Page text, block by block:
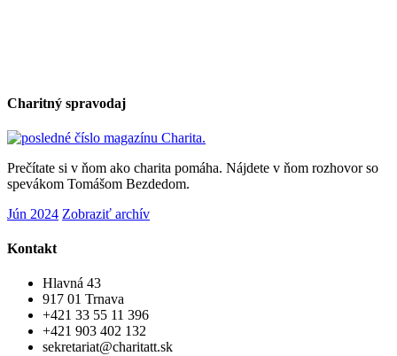
Charitný spravodaj
Prečítate si v ňom ako charita pomáha. Nájdete v ňom rozhovor so
spevákom Tomášom Bezdedom.
Jún 2024 Zobraziť archív
Kontakt
Hlavná 43
917 01 Trnava
+421 33 55 11 396
+421 903 402 132
sekretariat@charitatt.sk